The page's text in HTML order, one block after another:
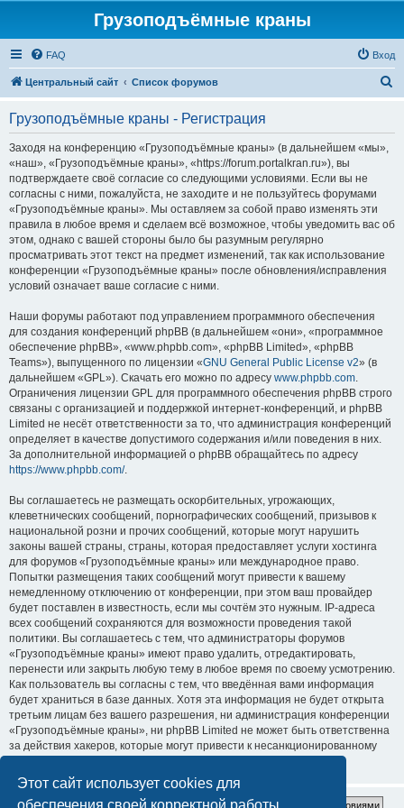
Этот сайт использует cookies для
обеспечения своей корректной работы.
Грузоподъёмные краны
FAQ Вход
Центральный сайт Список форумов
Грузоподъёмные краны - Регистрация
Заходя на конференцию «Грузоподъёмные краны» (в дальнейшем «мы»,
«наш», «Грузоподъёмные краны», «https://forum.portalkran.ru»), вы
подтверждаете своё согласие со следующими условиями. Если вы не
согласны с ними, пожалуйста, не заходите и не пользуйтесь форумами
«Грузоподъёмные краны». Мы оставляем за собой право изменять эти
правила в любое время и сделаем всё возможное, чтобы уведомить вас об
этом, однако с вашей стороны было бы разумным регулярно
просматривать этот текст на предмет изменений, так как использование
конференции «Грузоподъёмные краны» после обновления/исправления
условий означает ваше согласие с ними.
Наши форумы работают под управлением программного обеспечения
для создания конференций phpBB (в дальнейшем «они», «программное
обеспечение phpBB», «www.phpbb.com», «phpBB Limited», «phpBB
Teams»), выпущенного по лицензии «GNU General Public License v2» (в
дальнейшем «GPL»). Скачать его можно по адресу www.phpbb.com.
Ограничения лицензии GPL для программного обеспечения phpBB строго
связаны с организацией и поддержкой интернет-конференций, и phpBB
Limited не несёт ответственности за то, что администрация конференций
определяет в качестве допустимого содержания и/или поведения в них.
За дополнительной информацией о phpBB обращайтесь по адресу
https://www.phpbb.com/.
Вы соглашаетесь не размещать оскорбительных, угрожающих,
клеветнических сообщений, порнографических сообщений, призывов к
национальной розни и прочих сообщений, которые могут нарушить
законы вашей страны, страны, которая предоставляет услуги хостинга
для форумов «Грузоподъёмные краны» или международное право.
Попытки размещения таких сообщений могут привести к вашему
немедленному отключению от конференции, при этом ваш провайдер
будет поставлен в известность, если мы сочтём это нужным. IP-адреса
всех сообщений сохраняются для возможности проведения такой
политики. Вы соглашаетесь с тем, что администраторы форумов
«Грузоподъёмные краны» имеют право удалить, отредактировать,
перенести или закрыть любую тему в любое время по своему усмотрению.
Как пользователь вы согласны с тем, что введённая вами информация
будет храниться в базе данных. Хотя эта информация не будет открыта
третьим лицам без вашего разрешения, ни администрация конференции
«Грузоподъёмные краны», ни phpBB Limited не может быть ответственна
за действия хакеров, которые могут привести к несанкционированному